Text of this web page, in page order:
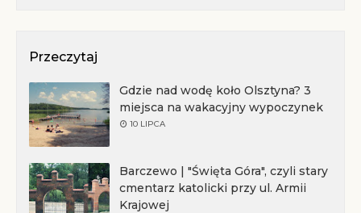
Przeczytaj
Gdzie nad wodę koło Olsztyna? 3
miejsca na wakacyjny wypoczynek
10 LIPCA
Barczewo | "Święta Góra", czyli stary
cmentarz katolicki przy ul. Armii
Krajowej